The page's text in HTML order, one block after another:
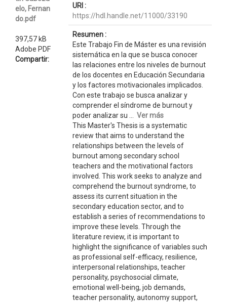
elo, Fernan
do.pdf
397,57 kB
Adobe PDF
Compartir:
URI :
https://hdl.handle.net/11000/33190
Resumen :
Este Trabajo Fin de Máster es una revisión
sistemática en la que se busca conocer
las relaciones entre los niveles de burnout
de los docentes en Educación Secundaria
y los factores motivacionales implicados.
Con este trabajo se busca analizar y
comprender el síndrome de burnout y
poder analizar su ... Ver más
This Master's Thesis is a systematic
review that aims to understand the
relationships between the levels of
burnout among secondary school
teachers and the motivational factors
involved. This work seeks to analyze and
comprehend the burnout syndrome, to
assess its current situation in the
secondary education sector, and to
establish a series of recommendations to
improve these levels. Through the
literature review, it is important to
highlight the significance of variables such
as professional self-efficacy, resilience,
interpersonal relationships, teacher
personality, psychosocial climate,
emotional well-being, job demands,
teacher personality, autonomy support,